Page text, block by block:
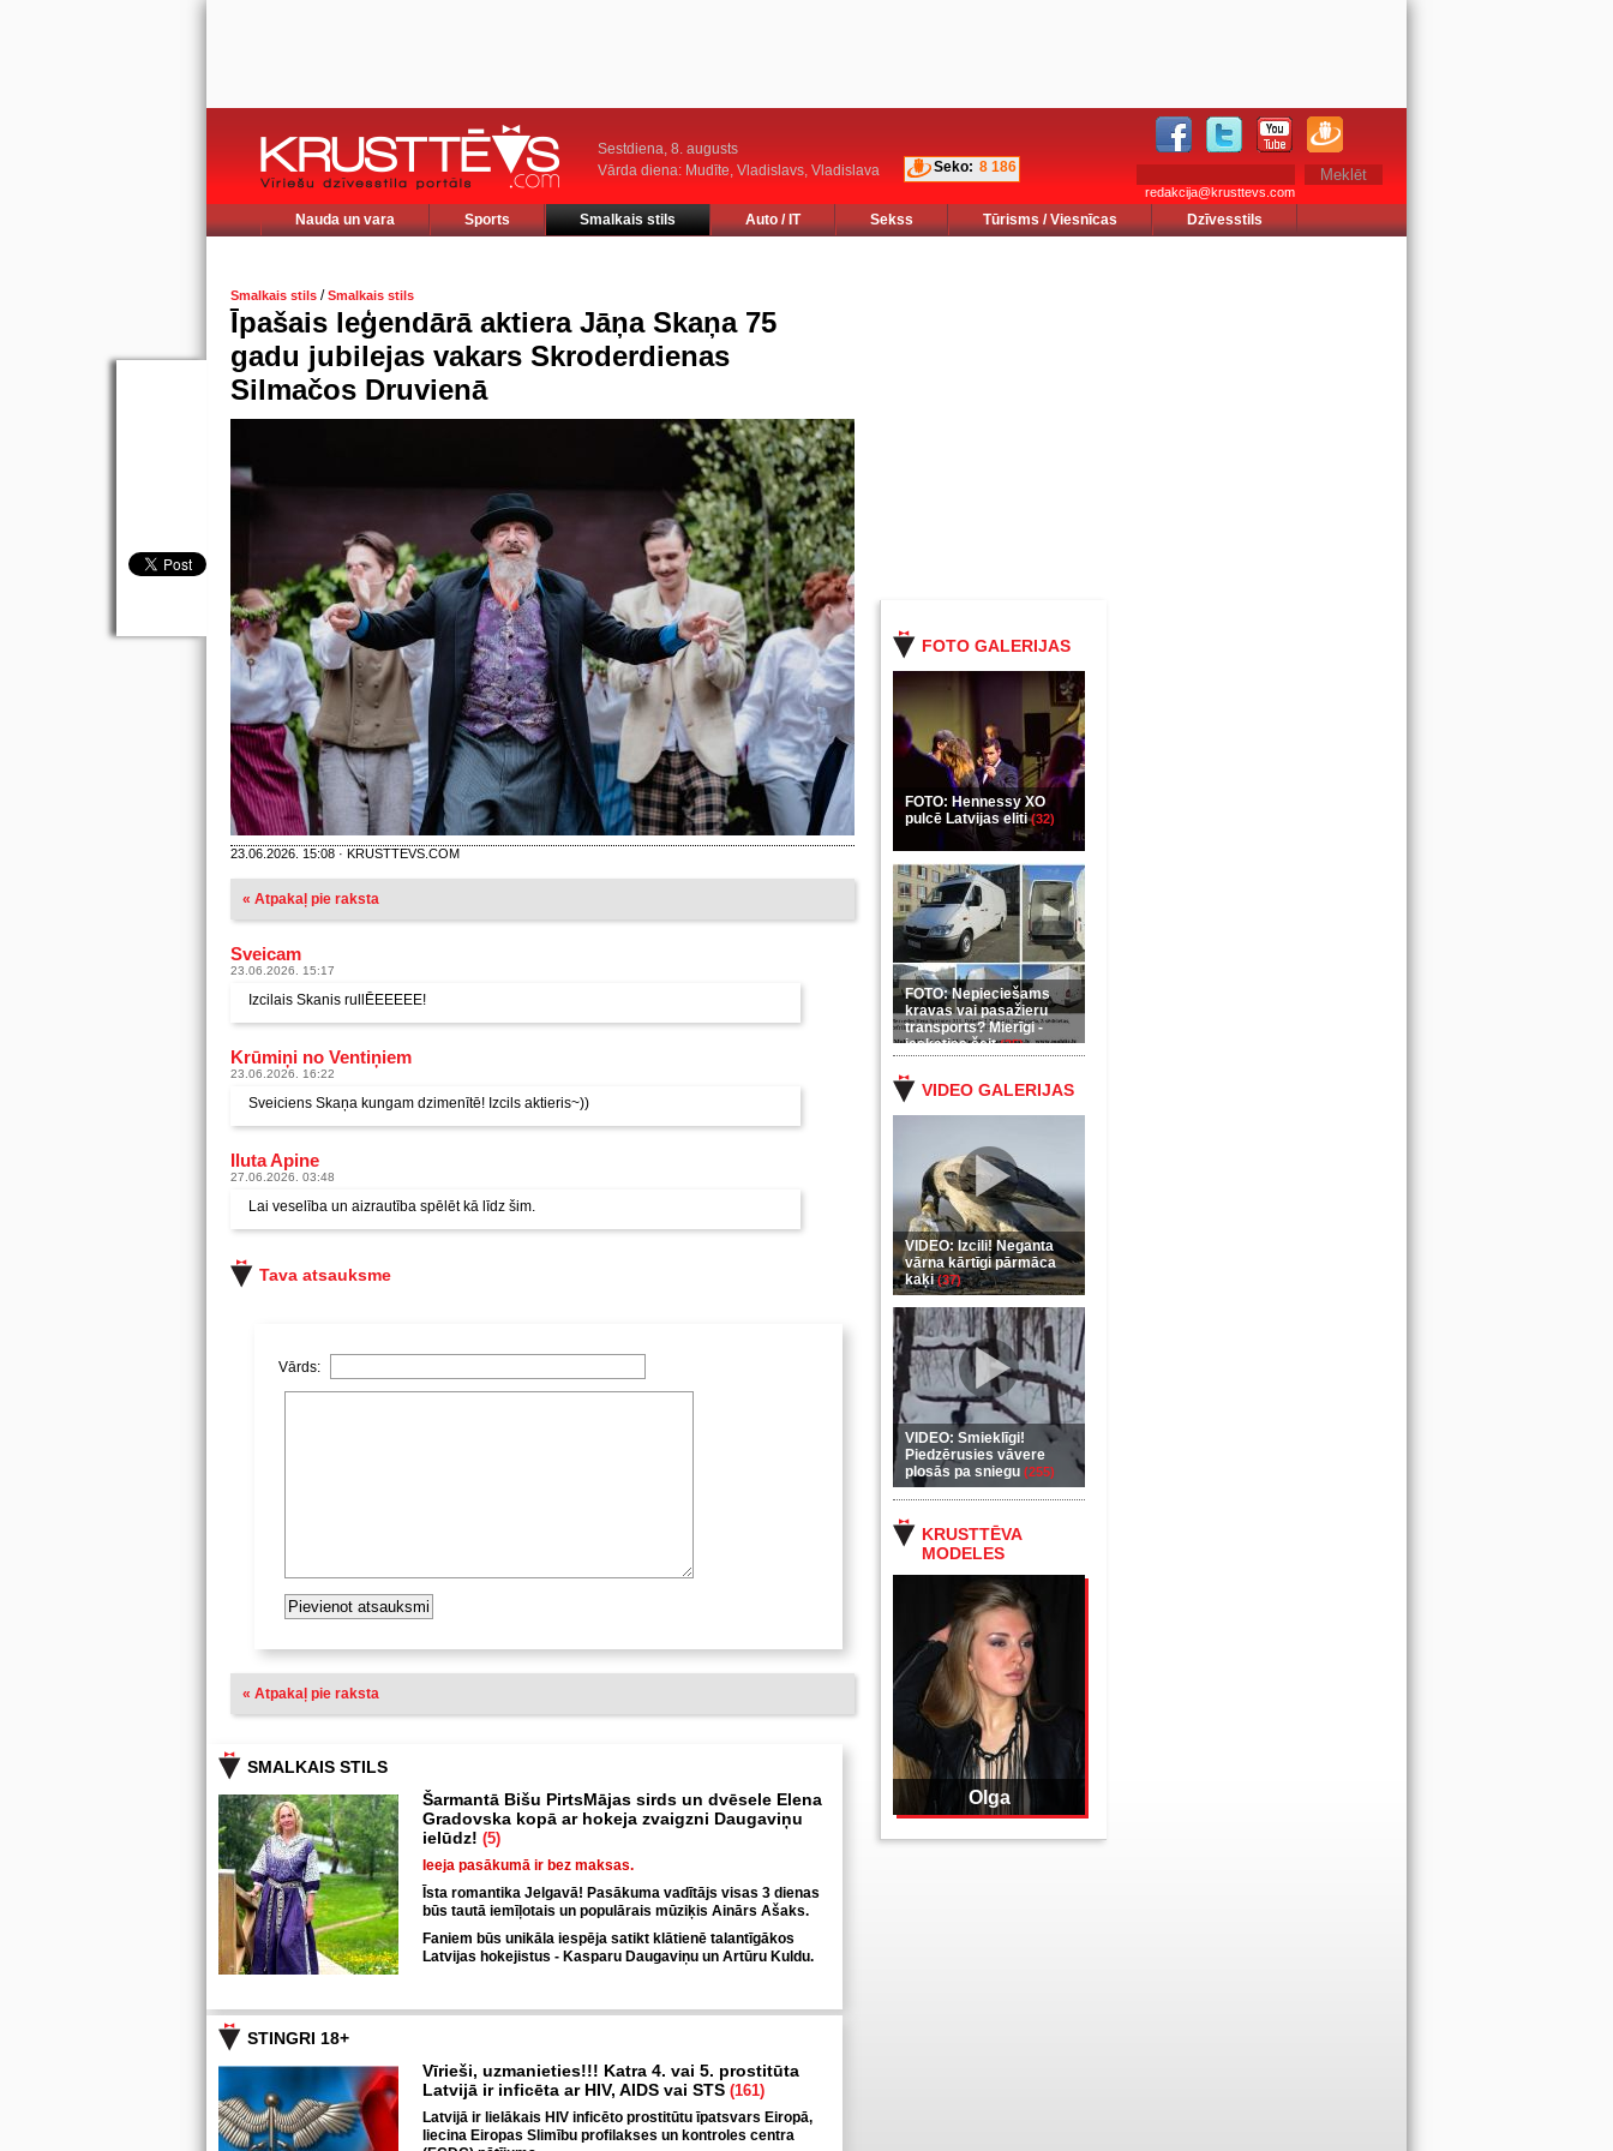
Sestdiena, 8. augusts
Vārda diena: Mudīte, Vladislavs, Vladislava
Seko: 8 186
redakcija@krusttevs.com
Nauda un vara Sports Smalkais stils Auto / IT Sekss Tūrisms / Viesnīcas Dzīvesstils
FOTO GALERIJAS
FOTO: Hennessy XO
pulcē Latvijas eliti(32)
FOTO: Nepieciešams
kravas vai pasažieru
transports? Mierīgi -
ieskaties šeit(35)
VIDEO GALERIJAS
VIDEO: Izcili! Neganta
vārna kārtīgi pārmāca
kaķi(37)
VIDEO: Smieklīgi!
Piedzērusies vāvere
plosās pa sniegu (255)
KRUSTTĒVA
MODELES
Olga
Smalkais stils /Smalkais stils
Īpašais leģendārā aktiera Jāņa Skaņa 75
gadu jubilejas vakars Skroderdienas
Silmačos Druvienā
23.06.2026. 15:08 · KRUSTTEVS.COM
« Atpakaļ pie raksta
Sveicam
23.06.2026. 15:17
Izcilais Skanis rullĒEEEEE!
Krūmiņi no Ventiņiem
23.06.2026. 16:22
Sveiciens Skaņa kungam dzimenītē! Izcils aktieris~))
Iluta Apine
27.06.2026. 03:48
Lai veselība un aizrautība spēlēt kā līdz šim.
Tava atsauksme
Vārds:
« Atpakaļ pie raksta
SMALKAIS STILS
Šarmantā Bišu PirtsMājas sirds un dvēsele Elena
Gradovska kopā ar hokeja zvaigzni Daugaviņu
ielūdz! (5)
Ieeja pasākumā ir bez maksas.
Īsta romantika Jelgavā! Pasākuma vadītājs visas 3 dienas
būs tautā iemīļotais un populārais mūziķis Ainārs Ašaks.
Faniem būs unikāla iespēja satikt klātienē talantīgākos
Latvijas hokejistus - Kasparu Daugaviņu un Artūru Kuldu.
STINGRI 18+
Vīrieši, uzmanieties!!! Katra 4. vai 5. prostitūta
Latvijā ir inficēta ar HIV, AIDS vai STS (161)
Latvijā ir lielākais HIV inficēto prostitūtu īpatsvars Eiropā,
liecina Eiropas Slimību profilakses un kontroles centra